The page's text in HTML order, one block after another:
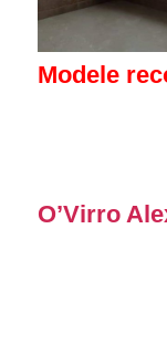
Modele
O’Virro